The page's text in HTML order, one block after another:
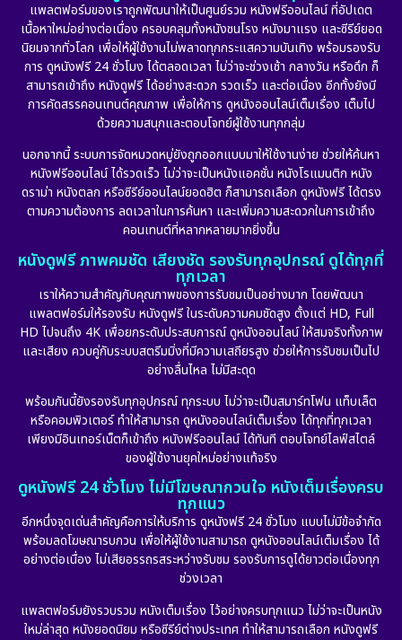
แพลตฟอร์มของเราถูกพัฒนาให้เป็นศูนย์รวม หนังฟรีออนไลน์ ที่อัปเดต
เนื้อหาใหม่อย่างต่อเนื่อง ครอบคลุมทั้งหนังชนโรง หนังมาแรง และซีรีย์ยอด
นิยมจากทั่วโลก เพื่อให้ผู้ใช้งานไม่พลาดทุกกระแสความบันเทิง พร้อมรองรับ
การ ดูหนังฟรี 24 ชั่วโมง ได้ตลอดเวลา ไม่ว่าจะช่วงเช้า กลางวัน หรือดึก ก็
สามารถเข้าถึง หนังดูฟรี ได้อย่างสะดวก รวดเร็ว และต่อเนื่อง อีกทั้งยังมี
การคัดสรรคอนเทนต์คุณภาพ เพื่อให้การ ดูหนังออนไลน์เต็มเรื่อง เต็มไป
ด้วยความสนุกและตอบโจทย์ผู้ใช้งานทุกกลุ่ม
นอกจากนี้ ระบบการจัดหมวดหมู่ยังถูกออกแบบมาให้ใช้งานง่าย ช่วยให้ค้นหา
หนังฟรีออนไลน์ ได้รวดเร็ว ไม่ว่าจะเป็นหนังแอคชั่น หนังโรแมนติก หนัง
ดราม่า หนังตลก หรือซีรีย์ออนไลน์ยอดฮิต ก็สามารถเลือก ดูหนังฟรี ได้ตรง
ตามความต้องการ ลดเวลาในการค้นหา และเพิ่มความสะดวกในการเข้าถึง
คอนเทนต์ที่หลากหลายมากยิ่งขึ้น
หนังดูฟรี ภาพคมชัด เสียงชัด รองรับทุกอุปกรณ์ ดูได้ทุกที่
ทุกเวลา
เราให้ความสำคัญกับคุณภาพของการรับชมเป็นอย่างมาก โดยพัฒนา
แพลตฟอร์มให้รองรับ หนังดูฟรี ในระดับความคมชัดสูง ตั้งแต่ HD, Full
HD ไปจนถึง 4K เพื่อยกระดับประสบการณ์ ดูหนังออนไลน์ ให้สมจริงทั้งภาพ
และเสียง ควบคู่กับระบบสตรีมมิ่งที่มีความเสถียรสูง ช่วยให้การรับชมเป็นไป
อย่างลื่นไหล ไม่มีสะดุด
พร้อมกันนี้ยังรองรับทุกอุปกรณ์ ทุกระบบ ไม่ว่าจะเป็นสมาร์ทโฟน แท็บเล็ต
หรือคอมพิวเตอร์ ทำให้สามารถ ดูหนังออนไลน์เต็มเรื่อง ได้ทุกที่ทุกเวลา
เพียงมีอินเทอร์เน็ตก็เข้าถึง หนังฟรีออนไลน์ ได้ทันที ตอบโจทย์ไลฟ์สไตล์
ของผู้ใช้งานยุคใหม่อย่างแท้จริง
ดูหนังฟรี 24 ชั่วโมง ไม่มีโฆษณากวนใจ หนังเต็มเรื่องครบ
ทุกแนว
อีกหนึ่งจุดเด่นสำคัญคือการให้บริการ ดูหนังฟรี 24 ชั่วโมง แบบไม่มีข้อจำกัด
พร้อมลดโฆษณารบกวน เพื่อให้ผู้ใช้งานสามารถ ดูหนังออนไลน์เต็มเรื่อง ได้
อย่างต่อเนื่อง ไม่เสียอรรถรสระหว่างรับชม รองรับการดูได้ยาวต่อเนื่องทุก
ช่วงเวลา
แพลตฟอร์มยังรวบรวม หนังเต็มเรื่อง ไว้อย่างครบทุกแนว ไม่ว่าจะเป็นหนัง
ใหม่ล่าสุด หนังยอดนิยม หรือซีรีย์ต่างประเทศ ทำให้สามารถเลือก หนังดูฟรี